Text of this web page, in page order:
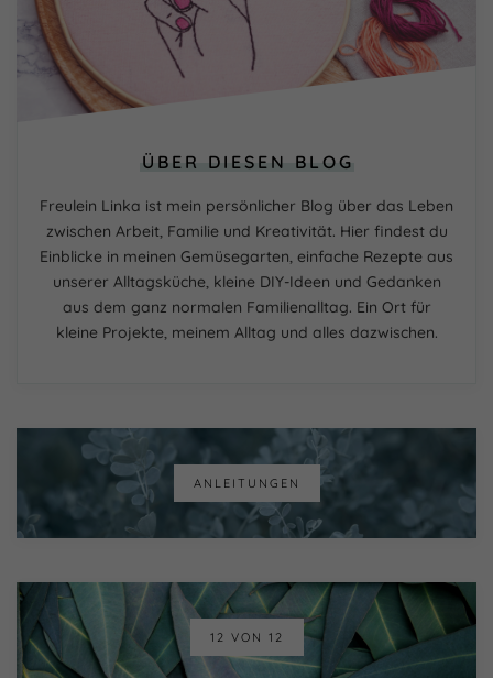
ÜBER DIESEN BLOG
Freulein Linka ist mein persönlicher Blog über das Leben
zwischen Arbeit, Familie und Kreativität. Hier findest du
Einblicke in meinen Gemüsegarten, einfache Rezepte aus
unserer Alltagsküche, kleine DIY-Ideen und Gedanken
aus dem ganz normalen Familienalltag. Ein Ort für
kleine Projekte, meinem Alltag und alles dazwischen.
ANLEITUNGEN
12 VON 12